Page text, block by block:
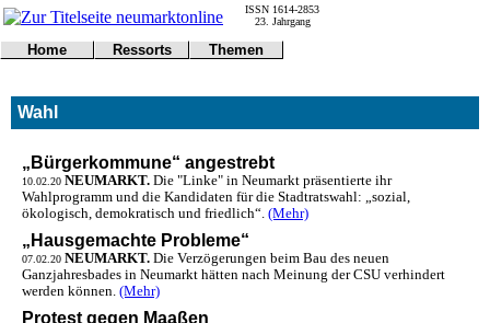
Wahl
„Bürgerkommune“ angestrebt
10.02.20 NEUMARKT. Die "Linke" in Neumarkt präsentierte ihr
Wahlprogramm und die Kandidaten für die Stadtratswahl: „sozial,
ökologisch, demokratisch und friedlich“. (Mehr)
„Hausgemachte Probleme“
07.02.20 NEUMARKT. Die Verzögerungen beim Bau des neuen
Ganzjahresbades in Neumarkt hätten nach Meinung der CSU verhindert
werden können. (Mehr)
Protest gegen Maaßen
ISSN 1614-2853
23. Jahrgang
Home
Kontakt
Notfall
Ressorts
Kultur
Polizei
Wetter
Leser
Themen
Online
Gesundheit
Tipps
Land
Statistiken
@NM
Freizeit